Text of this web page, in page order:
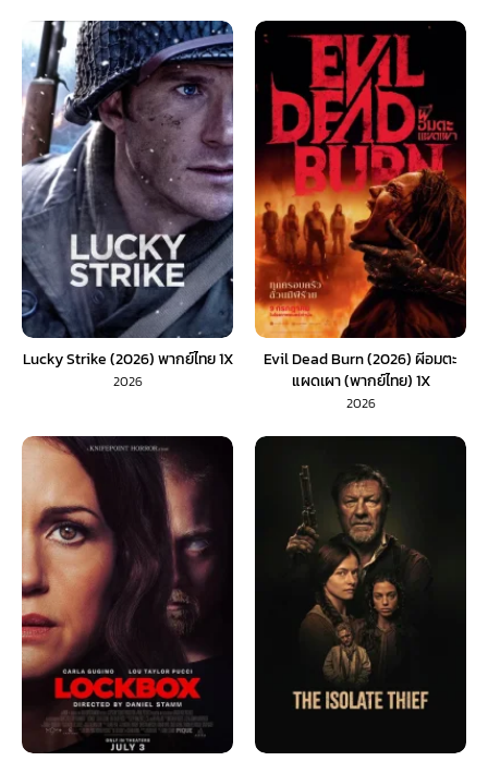
Lucky Strike (2026) พากย์ไทย 1X
2026
Evil Dead Burn (2026) ผีอมตะ
แผดเผา (พากย์ไทย) 1X
2026